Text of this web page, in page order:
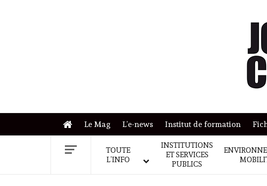
Le Mag L’e-news Institut de formation
TOUTE
L’INFO
INSTITUTIONS
ET SERVICES
PUBLICS